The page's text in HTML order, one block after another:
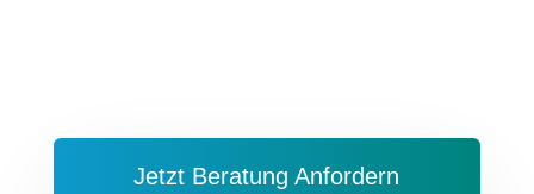
Jetzt Beratung Anfordern